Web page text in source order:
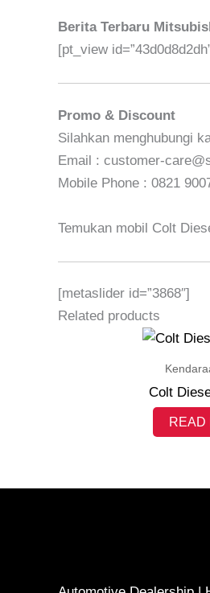
Berita Terbaru
[pt_view
Promo & Discount
Silahkan menghubungi
Email : customer-
Mobile Phone : 0821
Temukan mobil Colt
[metaslider id=”3868″]
Related products
Colt
READ